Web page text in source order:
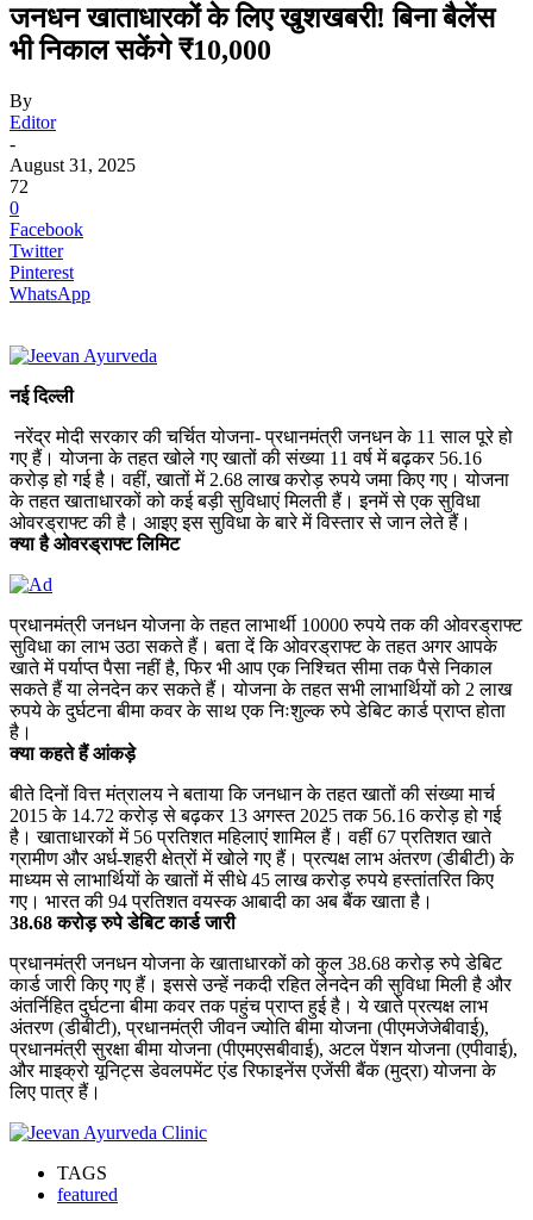
जनधन खाताधारकों के लिए खुशखबरी! बिना बैलेंस
भी निकाल सकेंगे ₹10,000
By
Editor
-
August 31, 2025
72
0
Facebook
Twitter
Pinterest
WhatsApp
नई दिल्ली
नरेंद्र मोदी सरकार की चर्चित योजना- प्रधानमंत्री जनधन के 11 साल पूरे हो
गए हैं। योजना के तहत खोले गए खातों की संख्या 11 वर्ष में बढ़कर 56.16
करोड़ हो गई है। वहीं, खातों में 2.68 लाख करोड़ रुपये जमा किए गए। योजना
के तहत खाताधारकों को कई बड़ी सुविधाएं मिलती हैं। इनमें से एक सुविधा
ओवरड्राफ्ट की है। आइए इस सुविधा के बारे में विस्तार से जान लेते हैं।
क्या है ओवरड्राफ्ट लिमिट
प्रधानमंत्री जनधन योजना के तहत लाभार्थी 10000 रुपये तक की ओवरड्राफ्ट
सुविधा का लाभ उठा सकते हैं। बता दें कि ओवरड्राफ्ट के तहत अगर आपके
खाते में पर्याप्त पैसा नहीं है, फिर भी आप एक निश्चित सीमा तक पैसे निकाल
सकते हैं या लेनदेन कर सकते हैं। योजना के तहत सभी लाभार्थियों को 2 लाख
रुपये के दुर्घटना बीमा कवर के साथ एक निःशुल्क रुपे डेबिट कार्ड प्राप्त होता
है।
क्या कहते हैं आंकड़े
बीते दिनों वित्त मंत्रालय ने बताया कि जनधान के तहत खातों की संख्या मार्च
2015 के 14.72 करोड़ से बढ़कर 13 अगस्त 2025 तक 56.16 करोड़ हो गई
है। खाताधारकों में 56 प्रतिशत महिलाएं शामिल हैं। वहीं 67 प्रतिशत खाते
ग्रामीण और अर्ध-शहरी क्षेत्रों में खोले गए हैं। प्रत्यक्ष लाभ अंतरण (डीबीटी) के
माध्यम से लाभार्थियों के खातों में सीधे 45 लाख करोड़ रुपये हस्तांतरित किए
गए। भारत की 94 प्रतिशत वयस्क आबादी का अब बैंक खाता है।
38.68 करोड़ रुपे डेबिट कार्ड जारी
प्रधानमंत्री जनधन योजना के खाताधारकों को कुल 38.68 करोड़ रुपे डेबिट
कार्ड जारी किए गए हैं। इससे उन्हें नकदी रहित लेनदेन की सुविधा मिली है और
अंतर्निहित दुर्घटना बीमा कवर तक पहुंच प्राप्त हुई है। ये खाते प्रत्यक्ष लाभ
अंतरण (डीबीटी), प्रधानमंत्री जीवन ज्योति बीमा योजना (पीएमजेजेबीवाई),
प्रधानमंत्री सुरक्षा बीमा योजना (पीएमएसबीवाई), अटल पेंशन योजना (एपीवाई),
और माइक्रो यूनिट्स डेवलपमेंट एंड रिफाइनेंस एजेंसी बैंक (मुद्रा) योजना के
लिए पात्र हैं।
TAGS
featured